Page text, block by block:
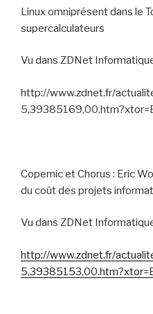
Linux omniprésent dans le
supercalculateurs
Vu dans ZDNet
http://www.zdnet.fr/
Copernic et Chorus : Eric
du coût des projets
Vu dans ZDNet
http://www.zdnet.fr/